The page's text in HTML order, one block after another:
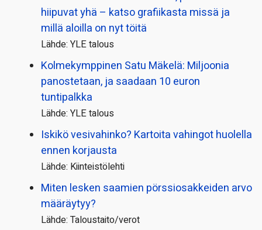
hiipuvat yhä – katso grafiikasta missä ja
millä aloilla on nyt töitä
Lähde: YLE talous
Kolmekymppinen Satu Mäkelä: Miljoonia
panostetaan, ja saadaan 10 euron
tuntipalkka
Lähde: YLE talous
Iskikö vesivahinko? Kartoita vahingot huolella
ennen korjausta
Lähde: Kiinteistölehti
Miten lesken saamien pörssi­osakkeiden arvo
määräytyy?
Lähde: Taloustaito/verot